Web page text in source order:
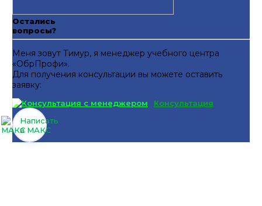
Остались
вопросы?
Меня зовут Тимур, я менеджер учебного центра
«ОбрПрофи».
Для получения консультации вы можете оставить
заявку:
Консультация
Написать
в МАКС